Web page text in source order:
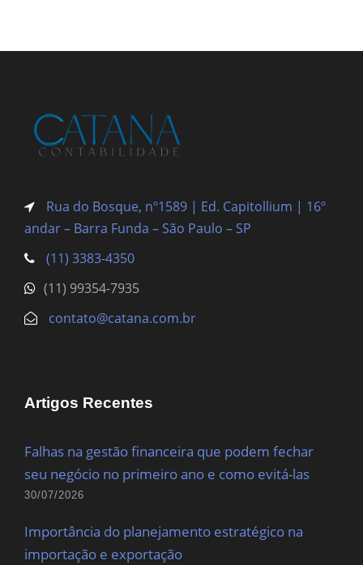
Rua do Bosque, nº1589 | Ed. Capitollium | 16º
andar – Barra Funda – São Paulo – SP
(11) 3383-4350
(11) 99354-7935
contato@catana.com.br
Artigos Recentes
Falhas na gestão financeira que podem fechar
seu negócio no primeiro ano e como evitá-las
30/07/2026
Importância do planejamento estratégico na
importação e exportação